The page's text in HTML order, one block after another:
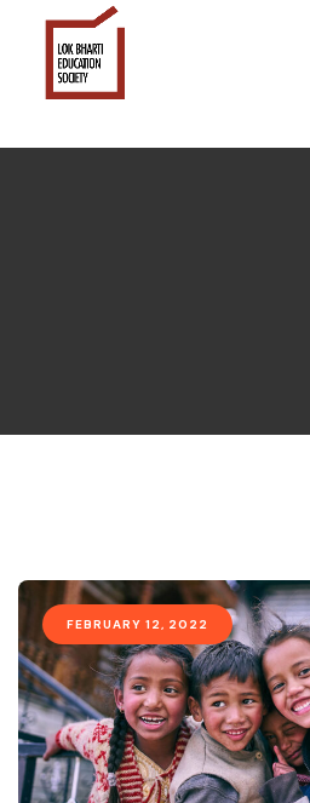
FEBRUARY 12, 2022